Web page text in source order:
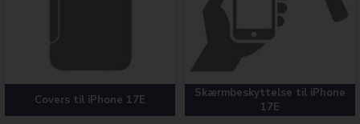
Covers til iPhone 17E
Skærmbeskyttelse til iPhone
17E